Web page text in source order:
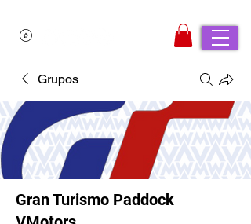
Grupos
Gran Turismo Paddock